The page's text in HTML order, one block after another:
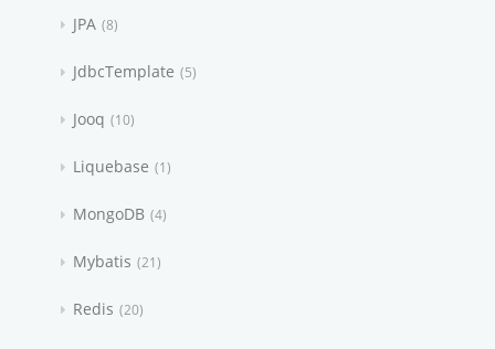
JPA 8
JdbcTemplate 5
Jooq 10
Liquebase 1
MongoDB 4
Mybatis 21
Redis 20